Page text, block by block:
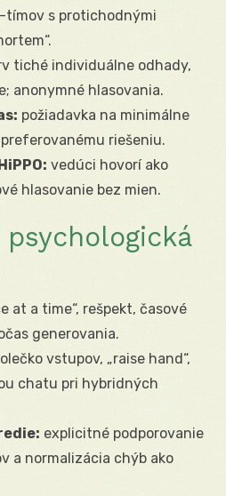
tímov s protichodnými
tiché individuálne odhady,
anonymné hlasovania.
požiadavka na minimálne
riešeniu.
vedúci hovorí ako
hlasovanie bez mien.
at a time“, rešpekt, časové
generovania.
vstupov, „raise hand“,
chatu pri hybridných
explicitné podporovanie
a normalizácia chýb ako